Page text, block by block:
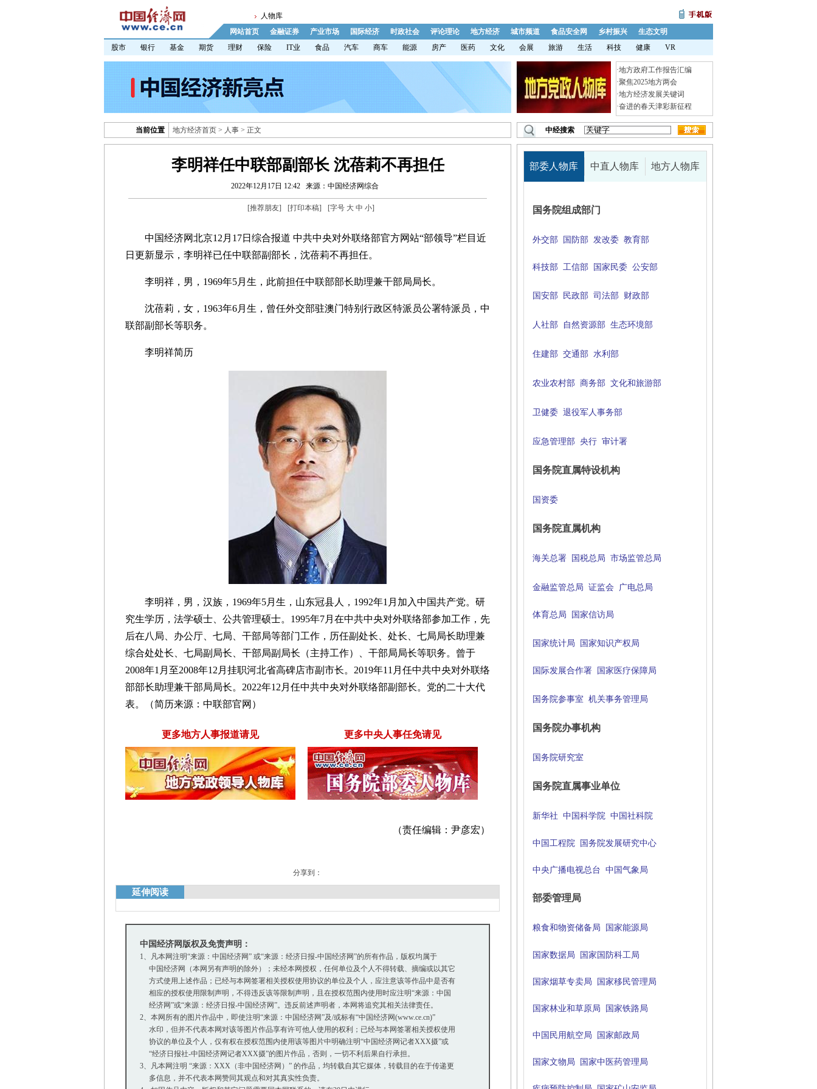
人物库
网站首页
金融证券 产业市场 国际经济 时政社会 评论理论 地方经济 城市频道 食品安全网 乡村振兴
生态文明
股市
银行 基金 期货 理财 保险 IT业 食品 汽车 商车 能源 房产 医药 文化 会展 旅游 生活 科技 健康 VR
·地方政府工作报告汇编
·聚焦2025地方两会
·地方经济发展关键词
·奋进的春天津彩新征程
当前位置 地方经济首页 > 人事 > 正文 中经搜索
李明祥任中联部副部长 沈蓓莉不再担任
2022年12月17日 12:42 来源：中国经济网综合
[推荐朋友] [打印本稿] [字号 大 中 小]
中国经济网北京12月17日综合报道 中共中央对外联络部官方网站“部领导”栏目近
日更新显示，李明祥已任中联部副部长，沈蓓莉不再担任。
李明祥，男，1969年5月生，此前担任中联部部长助理兼干部局局长。
沈蓓莉，女，1963年6月生，曾任外交部驻澳门特别行政区特派员公署特派员，中
联部副部长等职务。
李明祥简历
李明祥，男，汉族，1969年5月生，山东冠县人，1992年1月加入中国共产党。研
究生学历，法学硕士、公共管理硕士。1995年7月在中共中央对外联络部参加工作，先
后在八局、办公厅、七局、干部局等部门工作，历任副处长、处长、七局局长助理兼
综合处处长、七局副局长、干部局副局长（主持工作）、干部局局长等职务。曾于
2008年1月至2008年12月挂职河北省高碑店市副市长。2019年11月任中共中央对外联络
部部长助理兼干部局局长。2022年12月任中共中央对外联络部副部长。党的二十大代
表。（简历来源：中联部官网）
更多地方人事报道请见 更多中央人事任免请见
（责任编辑：尹彦宏）
分享到：
延伸阅读
中国经济网版权及免责声明：
1、凡本网注明“来源：中国经济网” 或“来源：经济日报-中国经济网”的所有作品，版权均属于
中国经济网（本网另有声明的除外）；未经本网授权，任何单位及个人不得转载、摘编或以其它
方式使用上述作品；已经与本网签署相关授权使用协议的单位及个人，应注意该等作品中是否有
相应的授权使用限制声明，不得违反该等限制声明，且在授权范围内使用时应注明“来源：中国
经济网”或“来源：经济日报-中国经济网”。违反前述声明者，本网将追究其相关法律责任。
2、本网所有的图片作品中，即使注明“来源：中国经济网”及/或标有“中国经济网(www.ce.cn)”
水印，但并不代表本网对该等图片作品享有许可他人使用的权利；已经与本网签署相关授权使用
协议的单位及个人，仅有权在授权范围内使用该等图片中明确注明“中国经济网记者XXX摄”或
“经济日报社-中国经济网记者XXX摄”的图片作品，否则，一切不利后果自行承担。
3、凡本网注明 “来源：XXX（非中国经济网）” 的作品，均转载自其它媒体，转载目的在于传递更
多信息，并不代表本网赞同其观点和对其真实性负责。
部委人物库 中直人物库 地方人物库
国务院组成部门
外交部 国防部 发改委 教育部
科技部 工信部 国家民委 公安部
国安部 民政部 司法部 财政部
人社部 自然资源部 生态环境部
住建部 交通部 水利部
农业农村部 商务部 文化和旅游部
卫健委 退役军人事务部
应急管理部 央行 审计署
国务院直属特设机构
国资委
国务院直属机构
海关总署 国税总局 市场监管总局
金融监管总局 证监会 广电总局
体育总局 国家信访局
国家统计局 国家知识产权局
国际发展合作署 国家医疗保障局
国务院参事室 机关事务管理局
国务院办事机构
国务院研究室
国务院直属事业单位
新华社 中国科学院 中国社科院
中国工程院 国务院发展研究中心
中央广播电视总台 中国气象局
部委管理局
粮食和物资储备局 国家能源局
国家数据局 国家国防科工局
国家烟草专卖局 国家移民管理局
国家林业和草原局 国家铁路局
中国民用航空局 国家邮政局
国家文物局 国家中医药管理局